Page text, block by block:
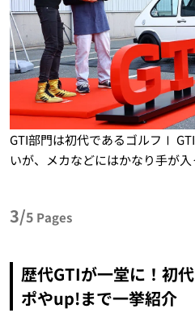
GTI部門は初代であるゴルフⅠ
いが、メカなどにはかなり手が入
3/5 Pages
歴代GTIが一堂に！初
ポやup!まで一挙紹介